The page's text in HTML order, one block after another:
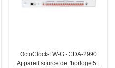
OctoClock-LW-G ∙ CDA-2990
Appareil source de l'horloge 50